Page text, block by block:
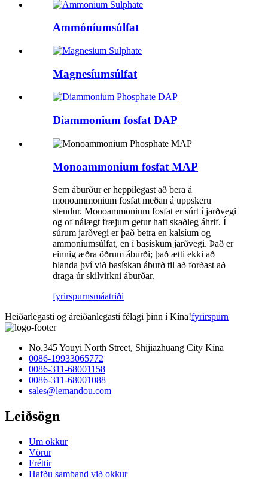
Ammóníumsúlfat
Magnesíumsúlfat
Diammonium fosfat DAP
Monoammonium fosfat MAP
Sem áburður er heppilegast að bera á
monoammonium fosfat meðan á uppskeru
stendur. Monoammonium fosfat er súrt í jarðvegi
og of nálægt fræjum getur haft skaðleg áhrif. Í
súrum jarðvegi er það betra en kalsíum og
ammoníumsúlfat, en í basískum jarðvegi. Það er
einnig æðra öðrum áburði; það ætti ekki að
blanda því við basískan áburð til að forðast að
draga úr skilvirkni áburðar.
fyrirspurnsmáatriði
Heiðarlegasti og áreiðanlegasti félagi þinn í Kína!fyrirspurn
No.345 Youyi North Street, Shijiazhuang City Kína
0086-19933065772
0086-311-68001158
0086-311-68001088
sales@lemandou.com
Leiðsögn
Um okkur
Vörur
Fréttir
Hafðu samband við okkur